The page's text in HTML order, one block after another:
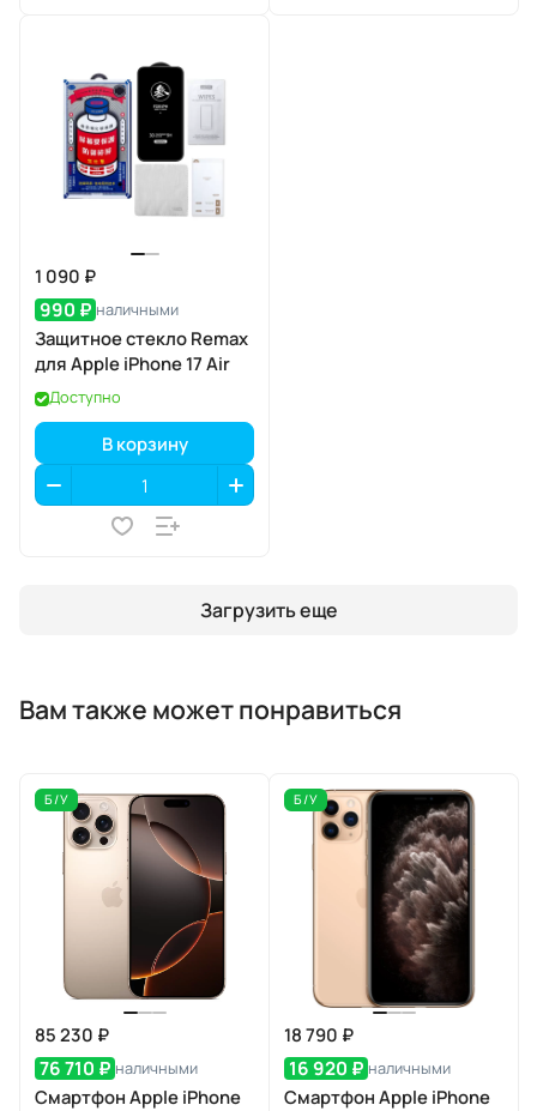
1 090 ₽
990 ₽ наличными
Защитное стекло Remax
для Apple iPhone 17 Air
Доступно
В корзину
Загрузить еще
Вам также может понравиться
Б/У
85 230 ₽
76 710 ₽ наличными
Смартфон Apple iPhone
Б/У
18 790 ₽
16 920 ₽ наличными
Смартфон Apple iPhone